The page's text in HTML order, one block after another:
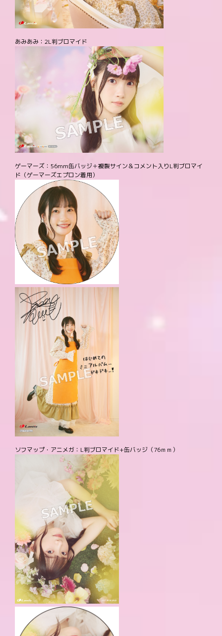
あみあみ：2L判ブロマイド
ゲーマーズ：56mm缶バッジ＋複製サイン＆コメント入りL判ブロマイ
ド（ゲーマーズエプロン着用）
ソフマップ・アニメガ：L判ブロマイド+缶バッジ（76ｍｍ）